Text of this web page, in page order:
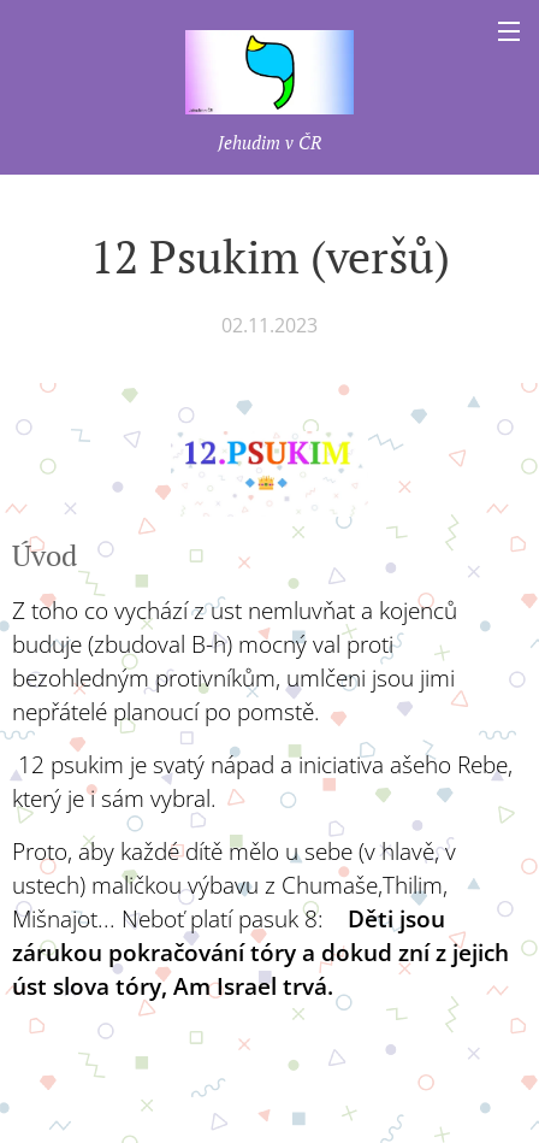
Jehudim v ČR
12 Psukim (veršů)
02.11.2023
Úvod
Z toho co vychází z ust nemluvňat a kojenců
buduje (zbudoval B-h) mocný val proti
bezohledným protivníkům, umlčeni jsou jimi
nepřátelé planoucí po pomstě.
12 psukim je svatý nápad a iniciativa ašeho Rebe,
který je i sám vybral.
Proto, aby každé dítě mělo u sebe (v hlavě, v
ustech) maličkou výbavu z Chumaše,Thilim,
Mišnajot... Neboť platí pasuk 8: Děti jsou
zárukou pokračování tóry a dokud zní z jejich
úst slova tóry, Am Israel trvá.